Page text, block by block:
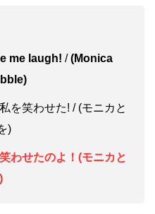
me laugh! /(Monica
を笑わせた! / (モニカと
)
わせたのよ！(モニカと